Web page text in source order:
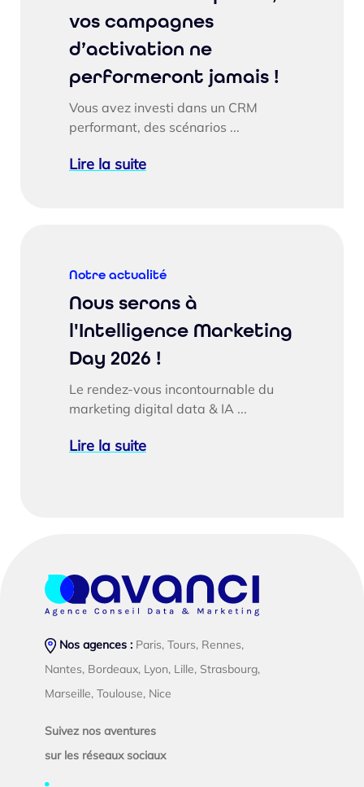
vos campagnes
d’activation ne
performeront jamais !
Vous avez investi dans un CRM
performant, des scénarios ...
Lire la suite
Notre actualité
Nous serons à
l'Intelligence Marketing
Day 2026 !
Le rendez-vous incontournable du
marketing digital data & IA ...
Lire la suite
Nos agences :Paris, Tours, Rennes,
Nantes, Bordeaux, Lyon, Lille, Strasbourg,
Marseille, Toulouse, Nice
Suivez nos aventures
sur les réseaux sociaux